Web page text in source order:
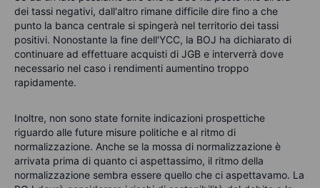
dei tassi negativi, dall'altro rimane difficile dire fino a che
punto la banca centrale si spingerà nel territorio dei tassi
positivi. Nonostante la fine dell'YCC, la BOJ ha dichiarato di
continuare ad effettuare acquisti di JGB e interverrà dove
necessario nel caso i rendimenti aumentino troppo
rapidamente.
Inoltre, non sono state fornite indicazioni prospettiche
riguardo alle future misure politiche e al ritmo di
normalizzazione. Anche se la mossa di normalizzazione è
arrivata prima di quanto ci aspettassimo, il ritmo della
normalizzazione sembra essere quello che ci aspettavamo. La